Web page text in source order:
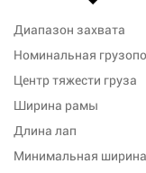
Диапазон захвата
Номинальная
Центр тяжести груза
Ширина рамы
Длина лап